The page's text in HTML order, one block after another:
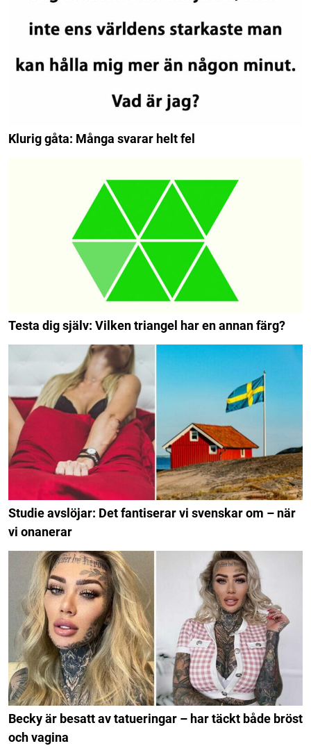
Klurig gåta: Många svarar helt fel
Testa dig själv: Vilken triangel har en annan färg?
Studie avslöjar: Det fantiserar vi svenskar om – när
vi onanerar
Becky är besatt av tatueringar – har täckt både bröst
och vagina